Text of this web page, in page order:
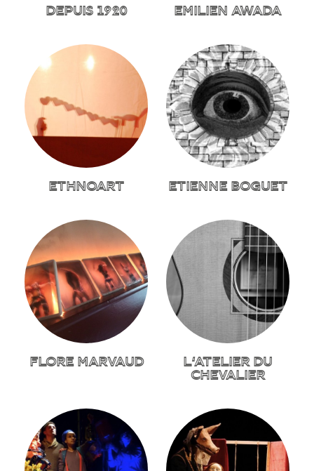
DEPUIS 1920 EMILIEN AWADA
ETHNOART ETIENNE BOGUET
FLORE MARVAUD
L’ATELIER DU
CHEVALIER